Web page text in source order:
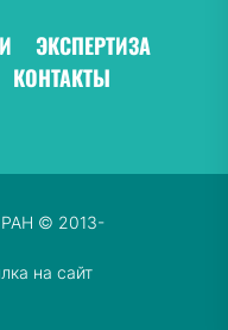
ЭКСПЕРТИЗА
КОНТАКТЫ
РАН © 2013-
на сайт